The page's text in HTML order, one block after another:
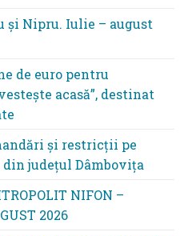
şi Nipru. Iulie – august
de euro pentru
acasă”, destinat
și restricții pe
din județul Dâmbovița
NIFON –
2026